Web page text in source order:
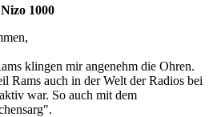
1000
klingen mir angenehm die Ohren.
Rams auch in der Welt der Radios bei
war. So auch mit dem